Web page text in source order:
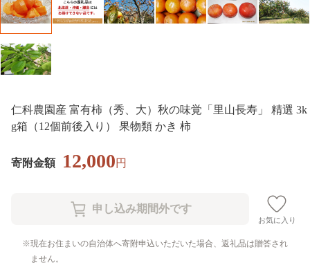
仁科農園産 富有柿（秀、大）秋の味覚「里山長寿」 精選 3k
g箱（12個前後入り） 果物類 かき 柿
寄附金額 12,000円
お気に入り
現在お住まいの自治体へ寄附申込いただいた場合、返礼品は贈答され
ません。